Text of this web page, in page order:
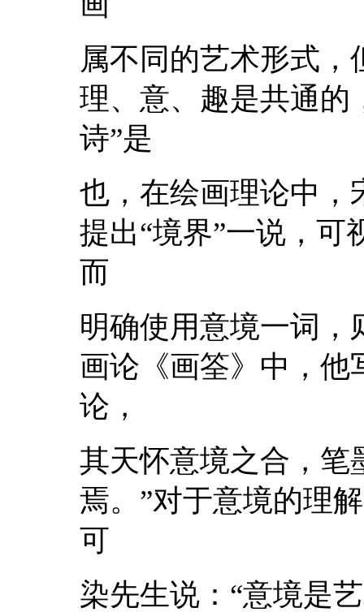
属不同的艺术形式
理、意、趣是共通的
诗”是
也，在绘画理论中，
提出“境界”一说，可
而
明确使用意境一词，
画论《画筌》中，他
论，
其天怀意境之合，笔
焉。”对于意境的理
可
染先生说：“意境是